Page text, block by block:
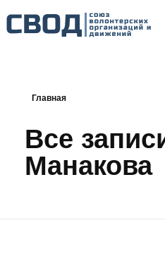
Главная
Все
Манакова